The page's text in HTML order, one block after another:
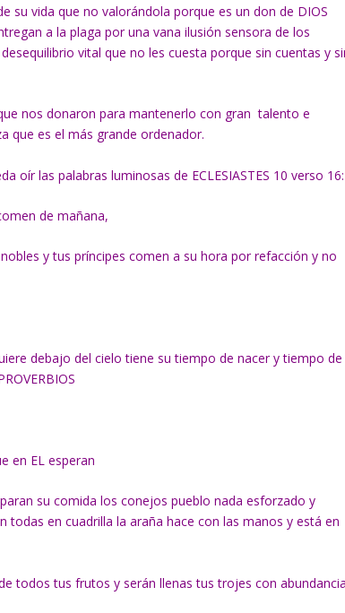
su vida que no valorándola porque es un don de DIOS
a la plaga por una vana ilusión sensora de los
vital que no les cuesta porque sin cuentas y
nos donaron para mantenerlo con gran talento e
que es el más grande ordenador.
oír las palabras luminosas de ECLESIASTES 10 verso 16:
de mañana,
y tus príncipes comen a su hora por refacción y no
debajo del cielo tiene su tiempo de nacer y tiempo de
en EL esperan
su comida los conejos pueblo nada esforzado y
todas en cuadrilla la araña hace con las manos y está en
todos tus frutos y serán llenas tus trojes con